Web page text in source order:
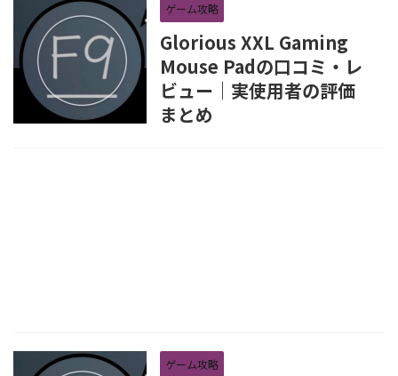
ゲーム攻略
Glorious XXL Gaming
Mouse Padの口コミ・レ
ビュー｜実使用者の評価
まとめ
ゲーム攻略